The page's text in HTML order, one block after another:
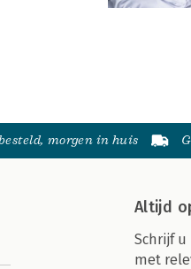
morgen in huis
Altijd
Schrijf
met